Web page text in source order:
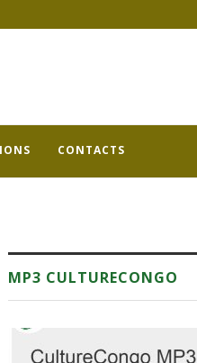
CONTACTS
MP3 CULTURECONGO